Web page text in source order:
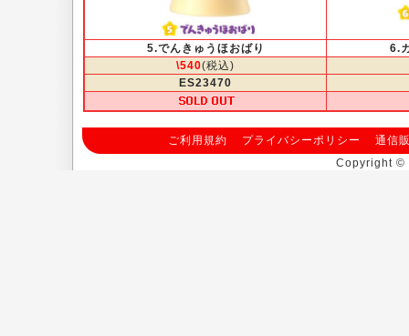
5.でんきゅうほおばり
6.
\540(税込)
ES23470
ご利用規約 プライバシーポリシー
通信
Copyright ©